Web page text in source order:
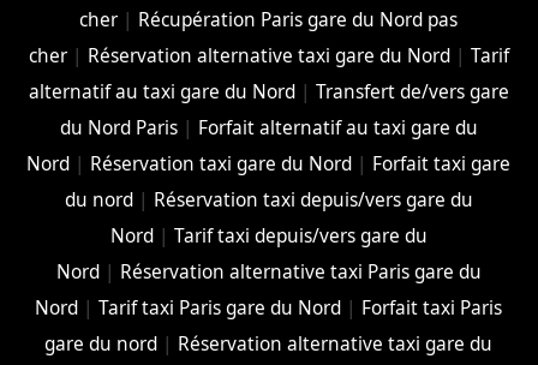
cher | Récupération Paris gare du Nord pas
cher| Réservation alternative taxi gare du Nord| Tarif
alternatif au taxi gare du Nord| Transfert de/vers gare
du Nord Paris| Forfait alternatif au taxi gare du
Nord | Réservation taxi gare du Nord | Forfait taxi gare
du nord| Réservation taxi depuis/vers gare du
Nord| Tarif taxi depuis/vers gare du
Nord| Réservation alternative taxi Paris gare du
Nord |Tarif taxi Paris gare du Nord | Forfait taxi Paris
gare du nord | Réservation alternative taxi gare du